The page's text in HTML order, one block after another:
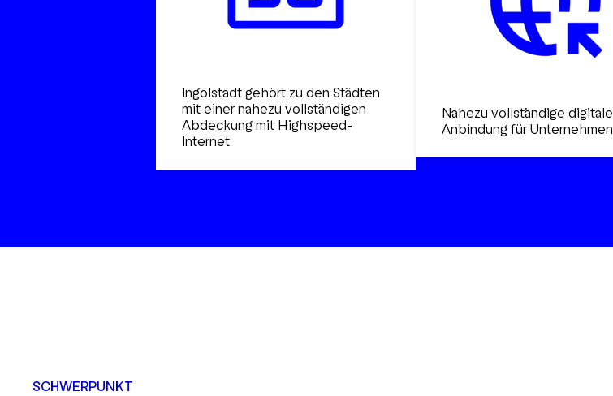
Ingolstadt gehört zu den Städten
mit einer nahezu vollständigen
Abdeckung mit Highspeed-
Internet
Nahezu vollständige digitale
Anbindung für Unternehmen
SCHWERPUNKT